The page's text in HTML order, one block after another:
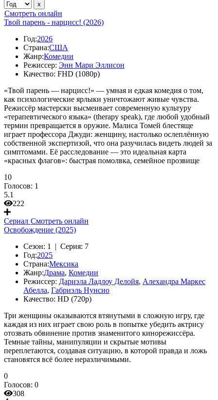
Смотреть онлайн
Твой парень - нарцисc! (2026)
Год:2026
Страна:США
Жанр:Комедии
Режиссер: Энн Мари Эллисон
Качество: FHD (1080p)
«Твой парень — нарцисс!» — умная и едкая комедия о том,
как психологические ярлыки уничтожают живые чувства.
Режиссёр мастерски высмеивает современную культуру
«терапевтического языка» (therapy speak), где любой удобный
термин превращается в оружие. Малиса Томей блестяще
играет профессора Джуди: женщину, настолько ослеплённую
собственной экспертизой, что она разучилась видеть людей за
симптомами. Её расследование — это идеальная карта
«красных флагов»: быстрая помолвка, семейное прозвище
10
Голосов: 1
5.1
222
Сериал Смотреть онлайн
Освобождение (2025)
Сезон: 1 | Серия: 7
Год:2025
Страна:Мексика
Жанр:Драма, Комедии
Режиссер: Дариэла Ладлоу Делойя, Алехандра Маркес
Абелла, Габриэль Нунсио
Качество: HD (720p)
Три женщины оказываются втянутыми в сложную игру, где
каждая из них играет свою роль в попытке убедить актрису
отозвать обвинение против знаменитого кинорежиссёра.
Темные тайны, манипуляции и скрытые мотивы
переплетаются, создавая ситуацию, в которой правда и ложь
становятся всё более неразличимыми.
0
Голосов: 0
308